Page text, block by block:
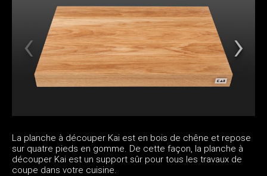
La planche à découper Kai est en bois de chêne et repose
sur quatre pieds en gomme. De cette façon, la planche à
découper Kai est un support sûr pour tous les travaux de
coupe dans votre cuisine.